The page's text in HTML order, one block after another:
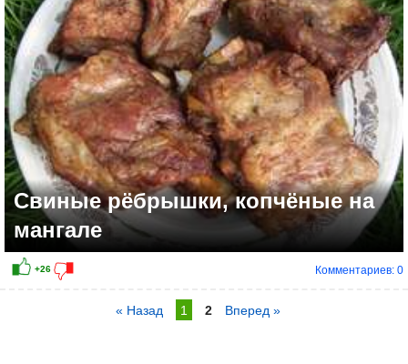
Свиные рёбрышки, копчёные на
мангале
Комментариев: 0
« Назад 1 2 Вперед »